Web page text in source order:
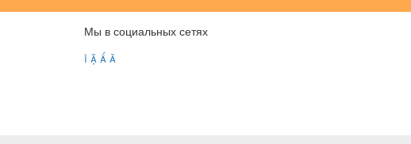
Мы в социальных сетях
   